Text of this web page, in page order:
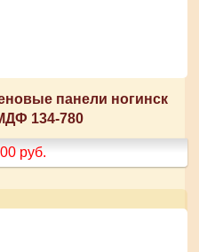
панели ногинск
134-780
руб.